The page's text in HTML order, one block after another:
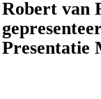
Robert van
Presentatie